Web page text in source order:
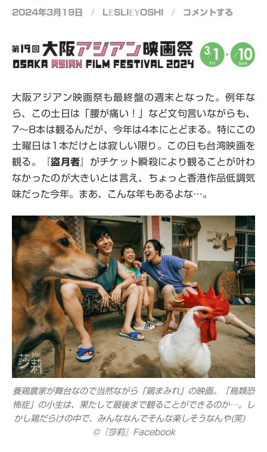
2024年3月19日 / LESLIEYOSHI / コメントする
大阪アジアン映画祭も最終盤の週末となった。例年な
ら、この土日は「腰が痛い！」など文句言いながらも、
7～8本は観るんだが、今年は4本にとどまる。特にこの
土曜日は1本だけとは寂しい限り。この日も台湾映画を
観る。『盜月者』がチケット瞬殺により観ることが叶わ
なかったのが大きいとは言え、ちょっと香港作品低調気
味だった今年。まあ、こんな年もあるよな…。
養鶏農家が舞台なので当然ながら「鶏まみれ」の映画。「鳥類恐
怖症」の小生は、果たして最後まで観ることができるのか…。し
かし鶏だらけの中で、みんななんでそんな楽しそうなんや(笑)
©『莎莉』Facebook